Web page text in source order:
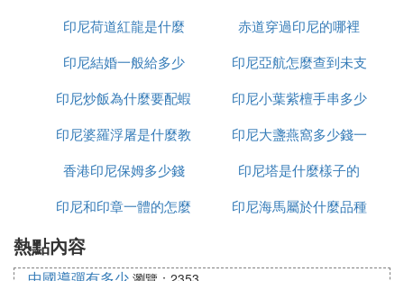
怎麼處理
印尼荷道紅龍是什麼
赤道穿過印尼的哪裡
印尼結婚一般給多少
印尼亞航怎麼查到未支
付訂單
印尼炒飯為什麼要配蝦
片
印尼小葉紫檀手串多少
錢
印尼婆羅浮屠是什麼教
印尼大盞燕窩多少錢一
克
香港印尼保姆多少錢
印尼塔是什麼樣子的
印尼和印章一體的怎麼
印尼海馬屬於什麼品種
熱點內容